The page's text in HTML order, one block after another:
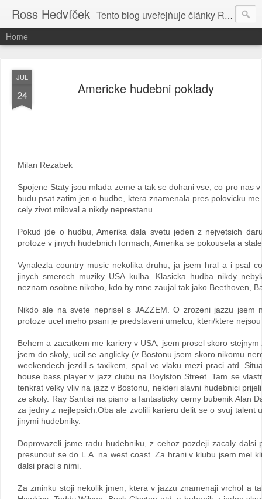
Ross Hedvíček Tento blog uveřejňuje články Ross Hedvíčka v češtině (pokud budu mit naladu) - s editacni pomoci Ludvika Dedika.
Home
JUL
24 Americke hudebni poklady
Milan Rezabek
Spojene Staty jsou mlada zeme a tak se dohani vse, co pro nas
budu psat zatim jen o hudbe, ktera znamenala pres polovicku
cely zivot miloval a nikdy neprestanu.
Pokud jde o hudbu, Amerika dala svetu jeden z nejvetsich
protoze v jinych hudebnich formach, Amerika se pokousela a
Vynalezla country music nekolika druhu, ja jsem hral a i psal
jinych smerech muziky USA kulha. Klasicka hudba nikdy
neznam osobne nikoho, kdo by mne zaujal tak jako Beethoven,
Nikdo ale na svete neprisel s JAZZEM. O zrozeni jazzu
protoze ucel meho psani je predstaveni umelcu, kteri/ktere
Behem a zacatkem me kariery v USA, jsem prosel skoro
jsem do skoly, ucil se anglicky (v Bostonu jsem skoro nikomu
weekendech jezdil s taxikem, spal ve vlaku mezi praci atd.
house bass player v jazz clubu na Boylston Street. Tam se
tenkrat velky vliv na jazz v Bostonu, nekteri slavni hudebnici
ze skoly. Ray Santisi na piano a fantasticky cerny bubenik Alan
za jedny z nejlepsich.Oba ale zvolili karieru delit se o svuj talent
jinymi hudebniky.
Doprovazeli jsme radu hudebniku, z cehoz pozdeji zacaly
presunout se do L.A. na west coast. Za hrani v klubu jsem mel
dalsi praci s nimi.
Za zminku stoji nekolik jmen, ktera v jazzu znamenaji vrchol a